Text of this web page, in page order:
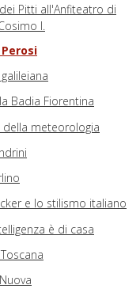
Pitti all'Anfiteatro di
I.
Badia Fiorentina
della meteorologia
e lo stilismo italiano
è di casa